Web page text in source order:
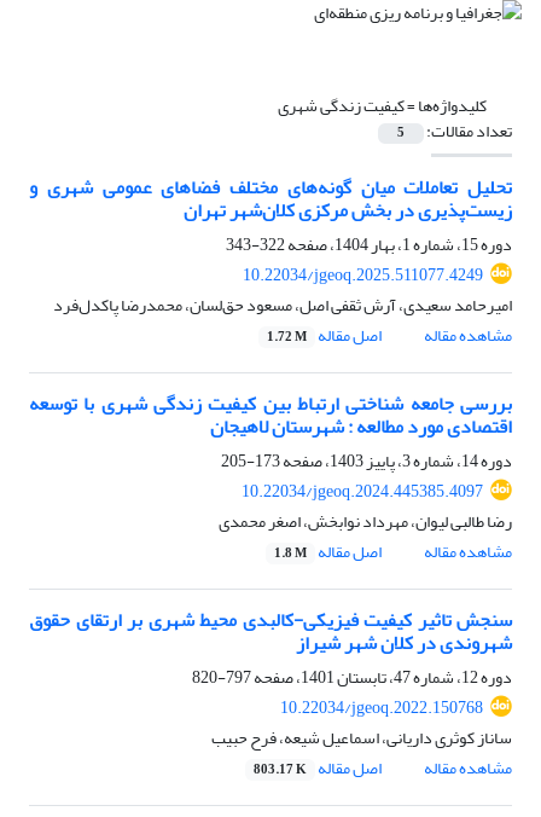
کلیدواژه‌ها =کیفیت زندگی شهری
تعداد مقالات: 5
تحلیل تعاملات میان گونه‌های مختلف فضاهای عمومی شهری و
زیست‌پذیری در بخش مرکزی کلان‌شهر تهران
دوره 15، شماره 1، بهار 1404، صفحه
322-343
10.22034/jgeoq.2025.511077.4249
امیرحامد سعیدی، آرش ثقفی اصل، مسعود حق‌لسان، محمدرضا پاکدل‌فرد
مشاهده مقاله
اصل مقاله 1.72 M
بررسی جامعه شناختی ارتباط بین کیفیت زندگی شهری با توسعه
اقتصادی مورد مطالعه : شهرستان لاهیجان
دوره 14، شماره 3، پاییز 1403، صفحه
173-205
10.22034/jgeoq.2024.445385.4097
رضا طالبی لیوان، مهرداد نوابخش، اصغر محمدی
مشاهده مقاله
اصل مقاله 1.8 M
سنجش تاثیر کیفیت فیزیکی-کالبدی محیط شهری بر ارتقای حقوق
شهروندی در کلان شهر شیراز
دوره 12، شماره 47، تابستان 1401، صفحه
797-820
10.22034/jgeoq.2022.150768
ساناز کوثری داریانی، اسماعیل شیعه، فرح حبیب
مشاهده مقاله
اصل مقاله 803.17 K